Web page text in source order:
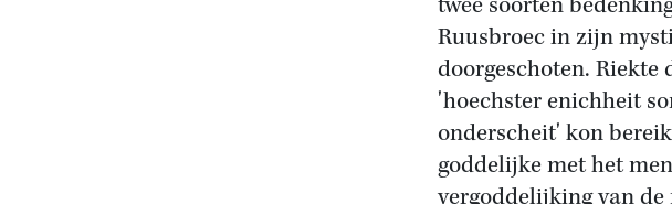
Ruusbroec in zijn
doorgeschoten.
'hoechster enichheit
onderscheit' kon
goddelijke met het